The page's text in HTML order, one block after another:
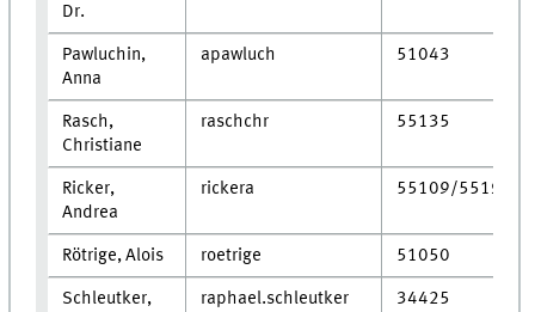
Dr.
Pawluchin,
Anna
apawluch 51043
Rasch,
Christiane
raschchr 55135
Ricker,
Andrea
rickera 55109/55196
Rötrige, Alois roetrige 51050
Schleutker,
raphael.schleutker 34425